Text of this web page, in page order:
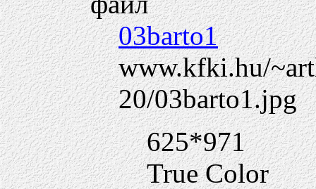
03barto1
www.kfki.hu/
20/03barto1.jpg
625*971
True Color